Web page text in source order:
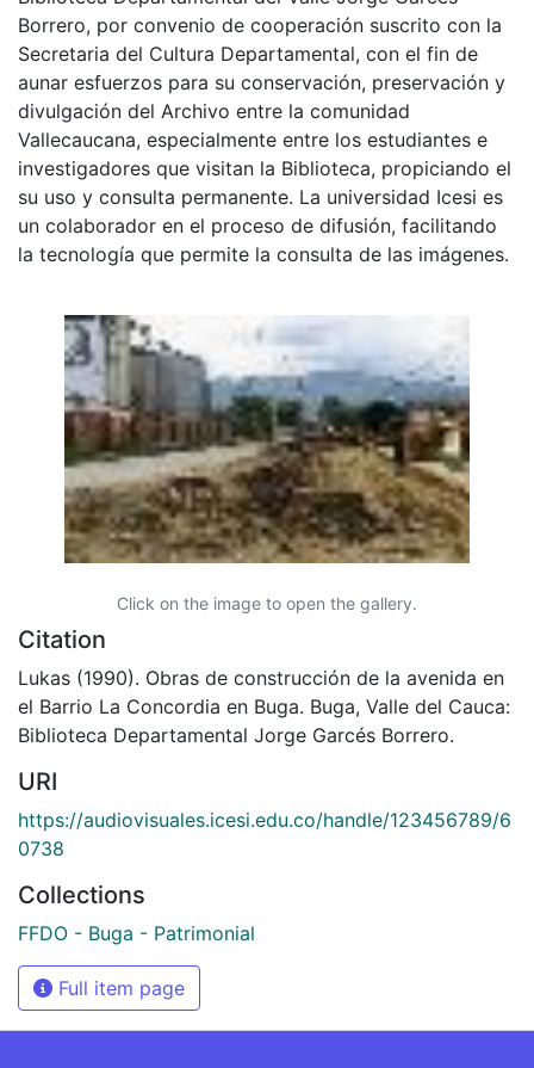
Borrero, por convenio de cooperación suscrito con la
Secretaria del Cultura Departamental, con el fin de
aunar esfuerzos para su conservación, preservación y
divulgación del Archivo entre la comunidad
Vallecaucana, especialmente entre los estudiantes e
investigadores que visitan la Biblioteca, propiciando el
su uso y consulta permanente. La universidad Icesi es
un colaborador en el proceso de difusión, facilitando
la tecnología que permite la consulta de las imágenes.
Click on the image to open the gallery.
Citation
Lukas (1990). Obras de construcción de la avenida en
el Barrio La Concordia en Buga. Buga, Valle del Cauca:
Biblioteca Departamental Jorge Garcés Borrero.
URI
https://audiovisuales.icesi.edu.co/handle/123456789/6
0738
Collections
FFDO - Buga - Patrimonial
Full item page